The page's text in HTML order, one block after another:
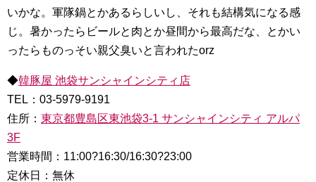
いかな。軍隊鍋とかあるらしいし、それも結構気になる感
じ。暑かったらビールと肉とか昼間から最高だな、とかい
ったらものっそい親父臭いと言われたorz
◆韓豚屋 池袋サンシャインシティ店
TEL：03-5979-9191
住所： 東京都豊島区東池袋3-1 サンシャインシティ アルパ
3F
営業時間：11:00?16:30/16:30?23:00
定休日：無休